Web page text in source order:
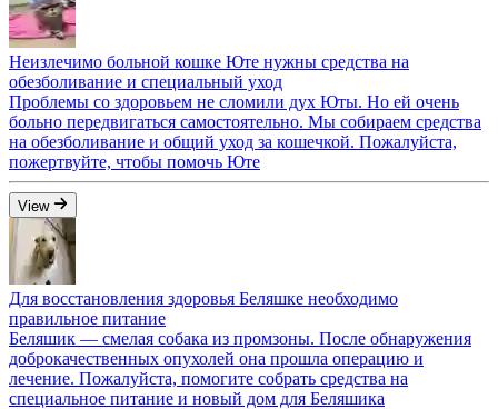
Неизлечимо больной кошке Юте нужны средства на
обезболивание и специальный уход
Проблемы со здоровьем не сломили дух Юты. Но ей очень
больно передвигаться самостоятельно. Мы собираем средства
на обезболивание и общий уход за кошечкой. Пожалуйста,
пожертвуйте, чтобы помочь Юте
View
Для восстановления здоровья Беляшке необходимо
правильное питание
Беляшик — смелая собака из промзоны. После обнаружения
доброкачественных опухолей она прошла операцию и
лечение. Пожалуйста, помогите собрать средства на
специальное питание и новый дом для Беляшика